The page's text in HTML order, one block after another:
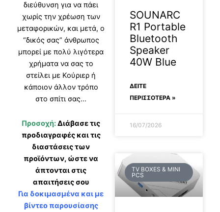
διεύθυνση για να πάει
χωρίς την χρέωση των
μεταφορικών, και μετά, ο
“δικός σας” άνθρωπος
μπορεί με πολύ λιγότερα
χρήματα να σας το
στείλει με Κούριερ ή
κάποιον άλλον τρόπο
στο σπίτι σας…
Προσοχή:Διάβασε τις
προδιαγραφές και τις
διαστάσεις των
προϊόντων, ώστε να
άπτονται στις
απαιτήσεις σου
Για δοκιμασμένα και με
βίντεο παρουσίασης
SOUNARC
R1 Portable
Bluetooth
Speaker
40W Blue
ΔΕΊΤΕ
ΠΕΡΙΣΣΟΤΕΡΑ »
16/07/2026
TV BOXES & MINI
PCS